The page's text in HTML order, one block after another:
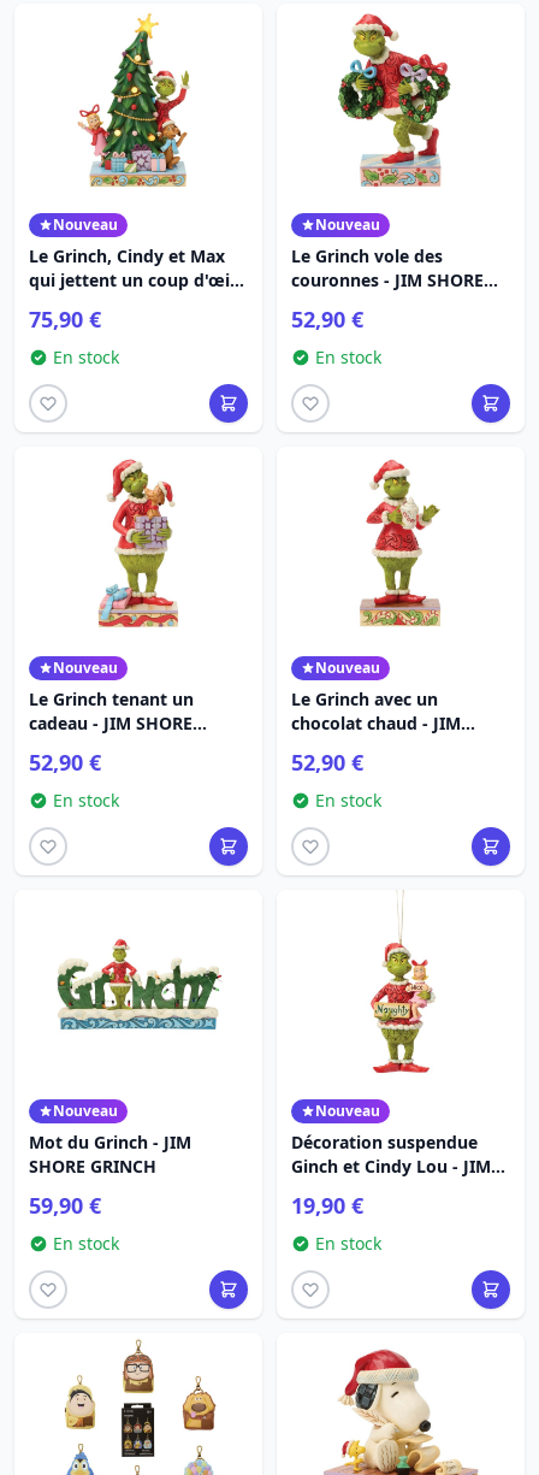
Nouveau
Le Grinch, Cindy et Max
qui jettent un coup d'œil
JIM SHORE GRINCH
75,90 €
En stock
Nouveau
Le Grinch vole des
couronnes - JIM SHORE
52,90 €
En stock
Nouveau
Le Grinch tenant un
cadeau - JIM SHORE
52,90 €
En stock
Nouveau
Le Grinch avec un
chocolat chaud - JIM
52,90 €
En stock
Nouveau
Mot du Grinch - JIM
SHORE GRINCH
59,90 €
En stock
Nouveau
Décoration suspendue
Ginch et Cindy Lou - JIM
19,90 €
En stock